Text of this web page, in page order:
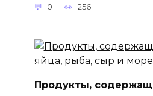
0 256
Продукты,